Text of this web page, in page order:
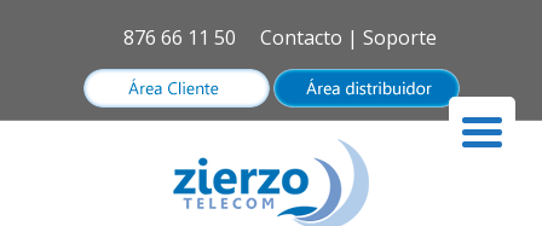
876 66 11 50 Contacto | Soporte